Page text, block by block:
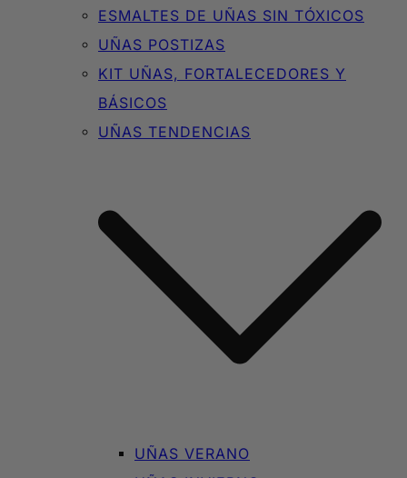
ESMALTES DE UÑAS SIN TÓXICOS
UÑAS POSTIZAS
KIT UÑAS, FORTALECEDORES Y
BÁSICOS
UÑAS TENDENCIAS
UÑAS VERANO